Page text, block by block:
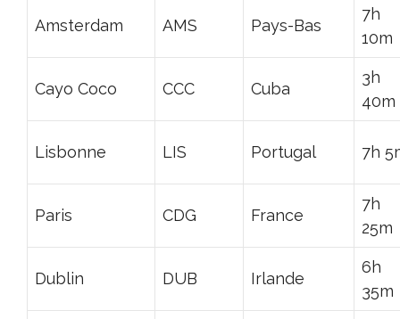
Amsterdam AMS Pays-Bas
7h
10m
Cayo Coco CCC Cuba
3h
40m
Lisbonne LIS Portugal 7h
Paris CDG France
7h
25m
Dublin DUB Irlande
6h
35m